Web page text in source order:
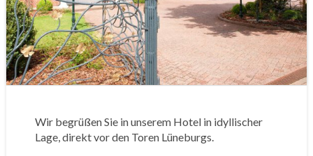
Wir begrüßen Sie in unserem Hotel in idyllischer
Lage, direkt vor den Toren Lüneburgs.